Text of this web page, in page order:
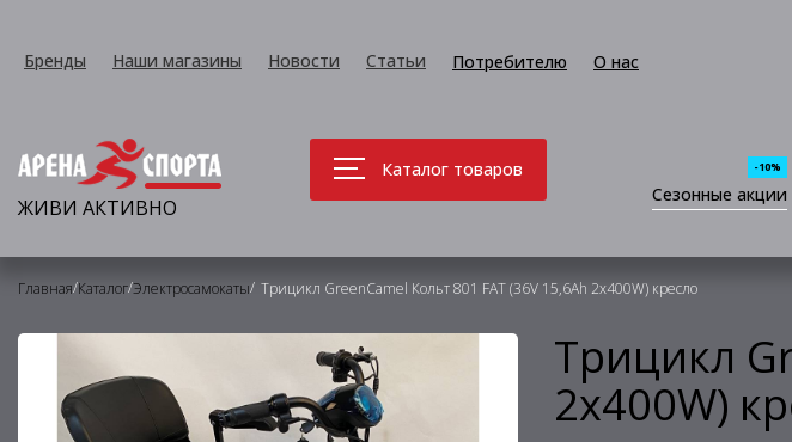
Бренды Наши магазины Новости Статьи Потребителю О нас
ЖИВИ АКТИВНО
Каталог товаров
Сезонные акции
-10%
Главная/Каталог/Электросамокаты/ Трицикл GreenCamel Кольт 801 FAT (36V 15,6Ah 2x400W) кресло
Трицикл
2x400W)